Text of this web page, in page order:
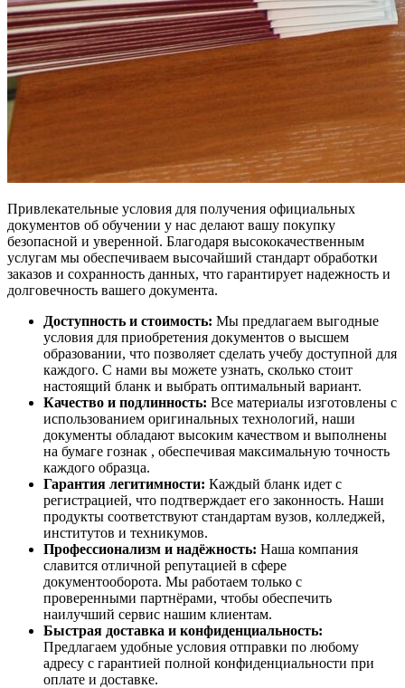
Привлекательные условия для получения официальных
документов об обучении у нас делают вашу покупку
безопасной и уверенной. Благодаря высококачественным
услугам мы обеспечиваем высочайший стандарт обработки
заказов и сохранность данных, что гарантирует надежность и
долговечность вашего документа.
Доступность и стоимость: Мы предлагаем выгодные
условия для приобретения документов о высшем
образовании, что позволяет сделать учебу доступной для
каждого. С нами вы можете узнать, сколько стоит
настоящий бланк и выбрать оптимальный вариант.
Качество и подлинность: Все материалы изготовлены с
использованием оригинальных технологий, наши
документы обладают высоким качеством и выполнены
на бумаге гознак , обеспечивая максимальную точность
каждого образца.
Гарантия легитимности: Каждый бланк идет с
регистрацией, что подтверждает его законность. Наши
продукты соответствуют стандартам вузов, колледжей,
институтов и техникумов.
Профессионализм и надёжность: Наша компания
славится отличной репутацией в сфере
документооборота. Мы работаем только с
проверенными партнёрами, чтобы обеспечить
наилучший сервис нашим клиентам.
Быстрая доставка и конфиденциальность:
Предлагаем удобные условия отправки по любому
адресу с гарантией полной конфиденциальности при
оплате и доставке.